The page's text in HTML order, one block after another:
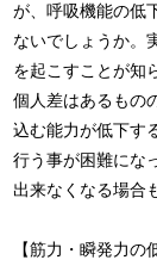
が、呼吸機能の低
ないでしょうか。
を起こすことが知
個人差はあるもの
込む能力が低下す
行う事が困難にな
出来なくなる場合
【筋力・瞬発力の